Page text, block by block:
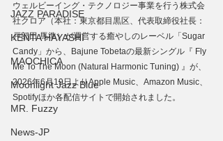
JAZZ PARADISE
KENTA HAYASHI
MAOCHICA
Moonlight Jazz Blue
MR. Fuzzy
News-JP
ウェルビーイング・テクノロジー事業を行う株式会
社クロア（本社：東京都目黒区、代表取締役社⻑：
戸部田 馬準）が運営する癒やしのレーベル「Sugar
Candy」から、Bajune Tobetaの最新シングル『 Fly
Me To The Moon (Natural Harmonic Tuning) 』が、
2026年6月19日よりApple Music、Amazon Music、
Spotifyほか各配信サイトで開始されました。